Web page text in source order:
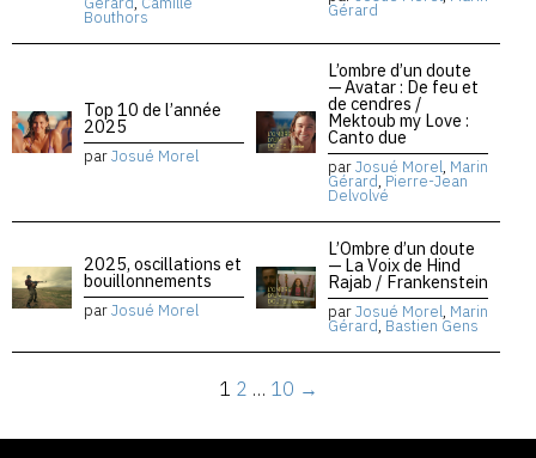
Bouthors Gérard
Top 10 de l’année
2025
parJosué Morel
L’ombre d’un doute
— Avatar : De feu et
de cendres /
Mektoub my Love :
Canto due
parJosué Morel, Marin
Gérard, Pierre-Jean
Delvolvé
2025, oscillations et
bouillonnements
parJosué Morel
L’Ombre d’un doute
— La Voix de Hind
Rajab / Frankenstein
parJosué Morel, Marin
Gérard, Bastien Gens
1 2 … 10 →